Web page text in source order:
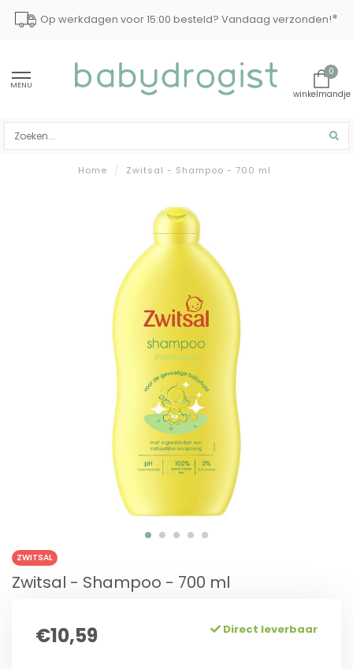
Op werkdagen voor 15:00 besteld? Vandaag verzonden!*
MENU
0
Home / Zwitsal - Shampoo - 700 ml
ZWITSAL
Zwitsal - Shampoo - 700 ml
€10,59 Direct leverbaar